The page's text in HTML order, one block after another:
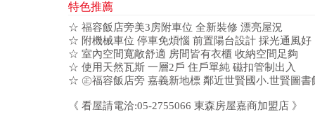
特色推薦
☆ 福容飯店旁美3房附車位 全新裝修 漂亮屋況
☆ 附機械車位 停車免煩惱 前置陽台設計 採光通風好
☆ 室內空間寬敞舒適 房間皆有衣櫃 收納空間足夠
☆ 使用天然瓦斯 一層2戶 住戶單純 磁扣管制出入
☆ ㊣福容飯店旁 嘉義新地標 鄰近世賢國小.世賢圖書
《 看屋請電洽:05-2755066 東森房屋嘉商加盟店 》